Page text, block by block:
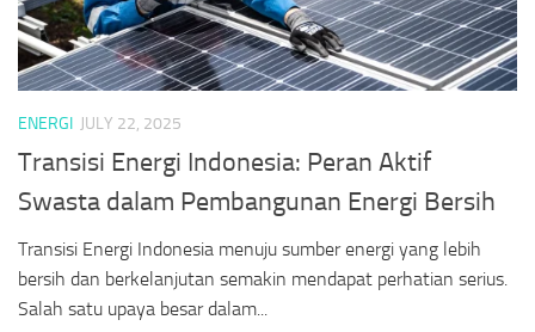
ENERGI JULY 22, 2025
Transisi Energi Indonesia: Peran Aktif
Swasta dalam Pembangunan Energi Bersih
Transisi Energi Indonesia menuju sumber energi yang lebih
bersih dan berkelanjutan semakin mendapat perhatian serius.
Salah satu upaya besar dalam...